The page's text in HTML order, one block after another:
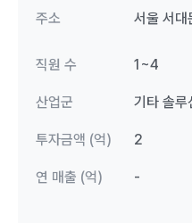
주소 서울 서
직원 수 1~4
산업군 기타 솔루
투자금액 (억) 2
연 매출 (억) -